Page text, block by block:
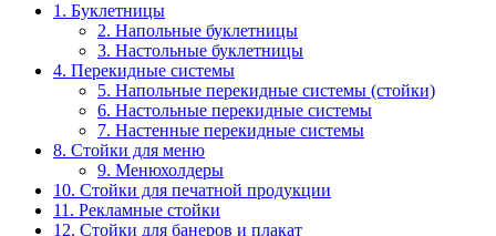
1. Буклетницы
2. Напольные буклетницы
3. Настольные буклетницы
4. Перекидные системы
5. Напольные перекидные системы (стойки)
6. Настольные перекидные системы
7. Настенные перекидные системы
8. Стойки для меню
9. Менюхолдеры
10. Стойки для печатной продукции
11. Рекламные стойки
12. Стойки для банеров и плакат